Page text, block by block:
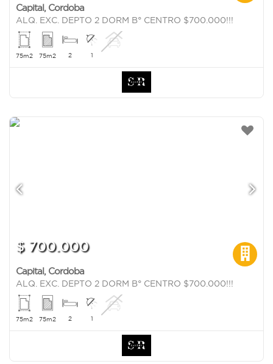
Capital, Cordoba
ALQ. EXC. DEPTO 2 DORM B° CENTRO $700.000!!!
75m2 75m2 2 1
$ 700.000
Capital, Cordoba
ALQ. EXC. DEPTO 2 DORM B° CENTRO $700.000!!!
75m2 75m2 2 1